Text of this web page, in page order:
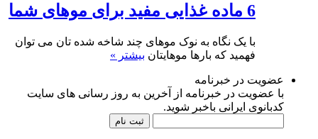
6 ماده غذایی مفید برای موهای شما
با یک نگاه به نوک موهای چند شاخه شده تان می توان
فهمید که بارها موهایتان بیشتر »
عضویت در خبرنامه
با عضویت در خبرنامه از آخرین به روز رسانی های سایت
کدبانوی ایرانی باخبر شوید.